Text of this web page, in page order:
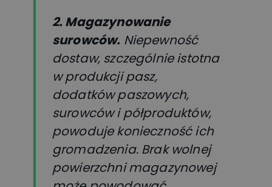
2. Magazynowanie
surowców. Niepewność
dostaw, szczególnie istotna
w produkcji pasz,
dodatków paszowych,
surowców i półproduktów,
powoduje konieczność ich
gromadzenia. Brak wolnej
powierzchni magazynowej